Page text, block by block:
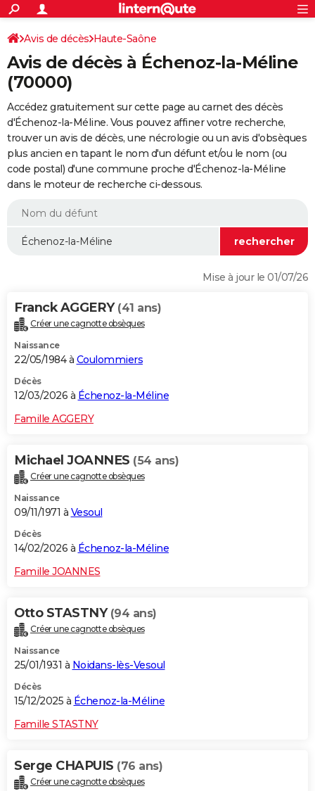
ACTUALITÉS
Politique
Société
Faits Divers
Education
Monde
Villes
+
SPORT
Coupe du monde 2026
Football
Tennis
Cyclisme
Rugby
Forum
FINANCE
Retraite
Impôts
Epargne
Immobilier
Risques naturels par ville
Banque
Assurance
Crédit
Essais
Réserver un essai
Citadines
Berlines
SUV
Forum auto
+
HIGH-TECH
Mobiles
Meilleur smartphone
Internet
Ordinateurs
Jeux vidéo
Guide high-tech
+
BRICOLAGE
Forum
Aménagement intérieur
Extérieur
Cuisine
Salle de bains
Jardinage
Rangement
WEEK-END
Guides de France
Escapades
Patrimoine
Expositions
Musées
Week-end nature
LIFESTYLE
Alimentation
Guide de la santé
Maladies
Médicaments
Sommeil
VOYAGE
Destinations
City break
Voyage nature
Voyage de noces
Forum
Climat
+PHOTO
GUIDES D'ACHAT
BONS PLANS
CARTE DE VOEUX
Dictionnaire
Biographies
Citations
Expressions
Proverbes
PROGRAMME TV
COPAINS D'AVANT
S'inscrire
Se connecter
Lycées
Collèges
Primaires
Universités
Entreprises
Service militaire
Avis de recherche
AVIS DE DÉCÈS
S'inscrire
Connexion
Avis de décès Haute-Saône
Avis de décès à Échenoz-la-Méline
(70000)
Accédez gratuitement sur cette page au carnet des décès
d'Échenoz-la-Méline. Vous pouvez affiner votre recherche,
trouver un avis de décès, une nécrologie ou un avis d'obsèques
plus ancien en tapant le nom d'un défunt et/ou le nom (ou
code postal) d'une commune proche d'Échenoz-la-Méline
dans le moteur de recherche ci-dessous.
Mise à jour le 01/07/26
Franck AGGERY (41 ans)
Créer une cagnotte obsèques
Naissance
22/05/1984 à Coulommiers
Décès
12/03/2026 à Échenoz-la-Méline
Famille AGGERY
Michael JOANNES (54 ans)
Créer une cagnotte obsèques
Naissance
09/11/1971 à Vesoul
Décès
14/02/2026 à Échenoz-la-Méline
Famille JOANNES
Otto STASTNY (94 ans)
Créer une cagnotte obsèques
Naissance
25/01/1931 à Noidans-lès-Vesoul
Décès
15/12/2025 à Échenoz-la-Méline
Famille STASTNY
Serge CHAPUIS (76 ans)
Créer une cagnotte obsèques